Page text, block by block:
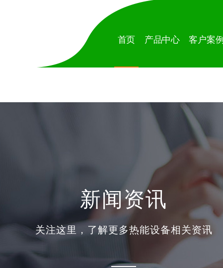
首页 产品中心 客户案例
新闻资讯
关注这里，了解更多热能设备相关资讯